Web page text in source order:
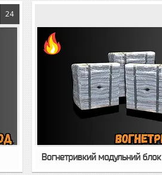
24
Вогнетривкий модульний блок